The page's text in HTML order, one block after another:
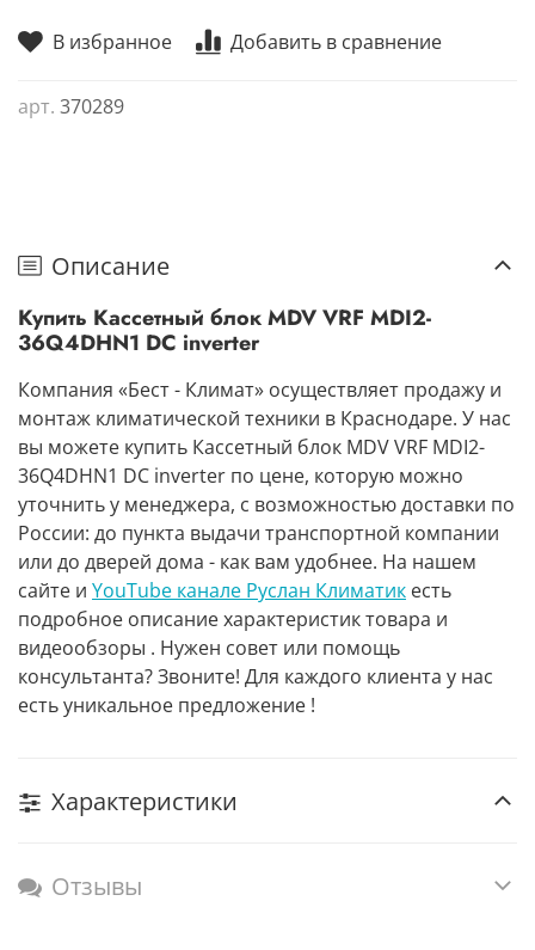
В избранное Добавить в сравнение
арт. 370289
Описание
Купить Кассетный блок MDV VRF MDI2-
36Q4DHN1 DC inverter
Компания «Бест - Климат» осуществляет продажу и
монтаж климатической техники в Краснодаре. У нас
вы можете купить Кассетный блок MDV VRF MDI2-
36Q4DHN1 DC inverter по цене, которую можно
уточнить у менеджера, с возможностью доставки по
России: до пункта выдачи транспортной компании
или до дверей дома - как вам удобнее. На нашем
сайте и YouTube канале Руслан Климатик есть
подробное описание характеристик товара и
видеообзоры . Нужен совет или помощь
консультанта? Звоните! Для каждого клиента у нас
есть уникальное предложение !
Характеристики
Отзывы